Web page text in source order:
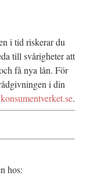
i tid riskerar du
till svårigheter att
få nya lån. För
i din
konsumentverket.se.
hos: